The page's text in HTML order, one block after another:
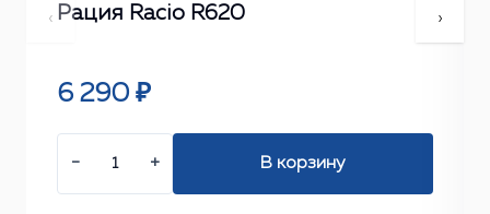
Рация Racio R620
6 290 ₽
− + В корзину
‹ ›